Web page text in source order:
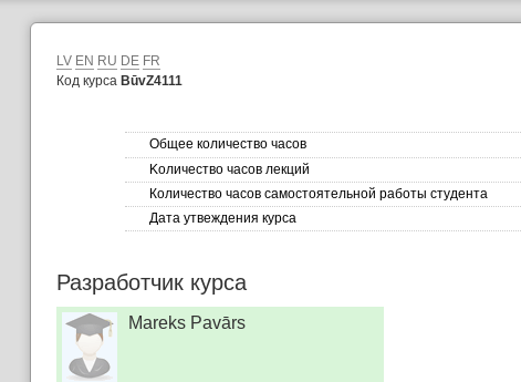
LV EN RU DE FR
Код курса BūvZ4111
Общее количество часов
Kоличество часов лекций
Количество часов самостоятельной работы студента
Дата утвеждения курса
Разработчик курса
Mareks Pavārs